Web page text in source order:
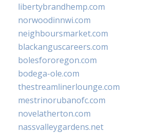
libertybrandhemp.com
norwoodinnwi.com
neighboursmarket.com
blackanguscareers.com
bolesfororegon.com
bodega-ole.com
thestreamlinerlounge.com
mestrinorubanofc.com
novelatherton.com
nassvalleygardens.net